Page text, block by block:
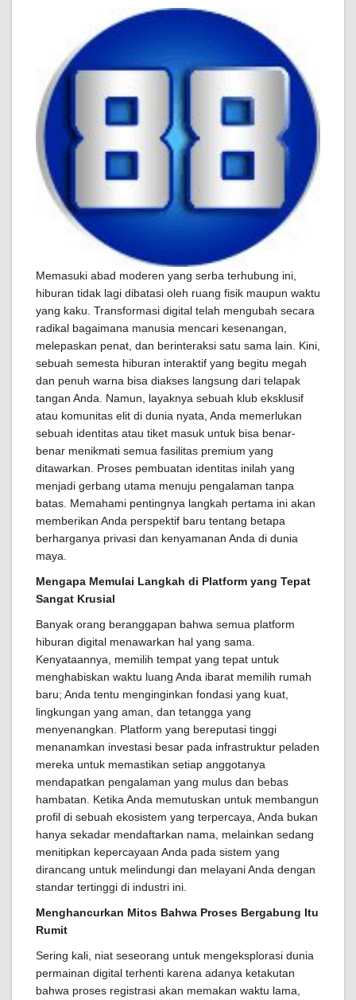
Memasuki abad moderen yang serba terhubung ini,
hiburan tidak lagi dibatasi oleh ruang fisik maupun waktu
yang kaku. Transformasi digital telah mengubah secara
radikal bagaimana manusia mencari kesenangan,
melepaskan penat, dan berinteraksi satu sama lain. Kini,
sebuah semesta hiburan interaktif yang begitu megah
dan penuh warna bisa diakses langsung dari telapak
tangan Anda. Namun, layaknya sebuah klub eksklusif
atau komunitas elit di dunia nyata, Anda memerlukan
sebuah identitas atau tiket masuk untuk bisa benar-
benar menikmati semua fasilitas premium yang
ditawarkan. Proses pembuatan identitas inilah yang
menjadi gerbang utama menuju pengalaman tanpa
batas. Memahami pentingnya langkah pertama ini akan
memberikan Anda perspektif baru tentang betapa
berharganya privasi dan kenyamanan Anda di dunia
maya.
Mengapa Memulai Langkah di Platform yang Tepat
Sangat Krusial
Banyak orang beranggapan bahwa semua platform
hiburan digital menawarkan hal yang sama.
Kenyataannya, memilih tempat yang tepat untuk
menghabiskan waktu luang Anda ibarat memilih rumah
baru; Anda tentu menginginkan fondasi yang kuat,
lingkungan yang aman, dan tetangga yang
menyenangkan. Platform yang bereputasi tinggi
menanamkan investasi besar pada infrastruktur peladen
mereka untuk memastikan setiap anggotanya
mendapatkan pengalaman yang mulus dan bebas
hambatan. Ketika Anda memutuskan untuk membangun
profil di sebuah ekosistem yang terpercaya, Anda bukan
hanya sekadar mendaftarkan nama, melainkan sedang
menitipkan kepercayaan Anda pada sistem yang
dirancang untuk melindungi dan melayani Anda dengan
standar tertinggi di industri ini.
Menghancurkan Mitos Bahwa Proses Bergabung Itu
Rumit
Sering kali, niat seseorang untuk mengeksplorasi dunia
permainan digital terhenti karena adanya ketakutan
bahwa proses registrasi akan memakan waktu lama,